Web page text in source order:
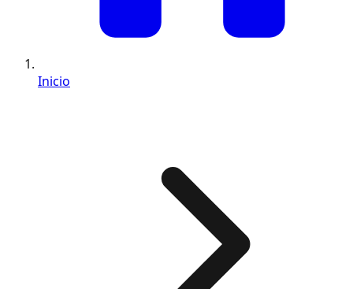
Inicio